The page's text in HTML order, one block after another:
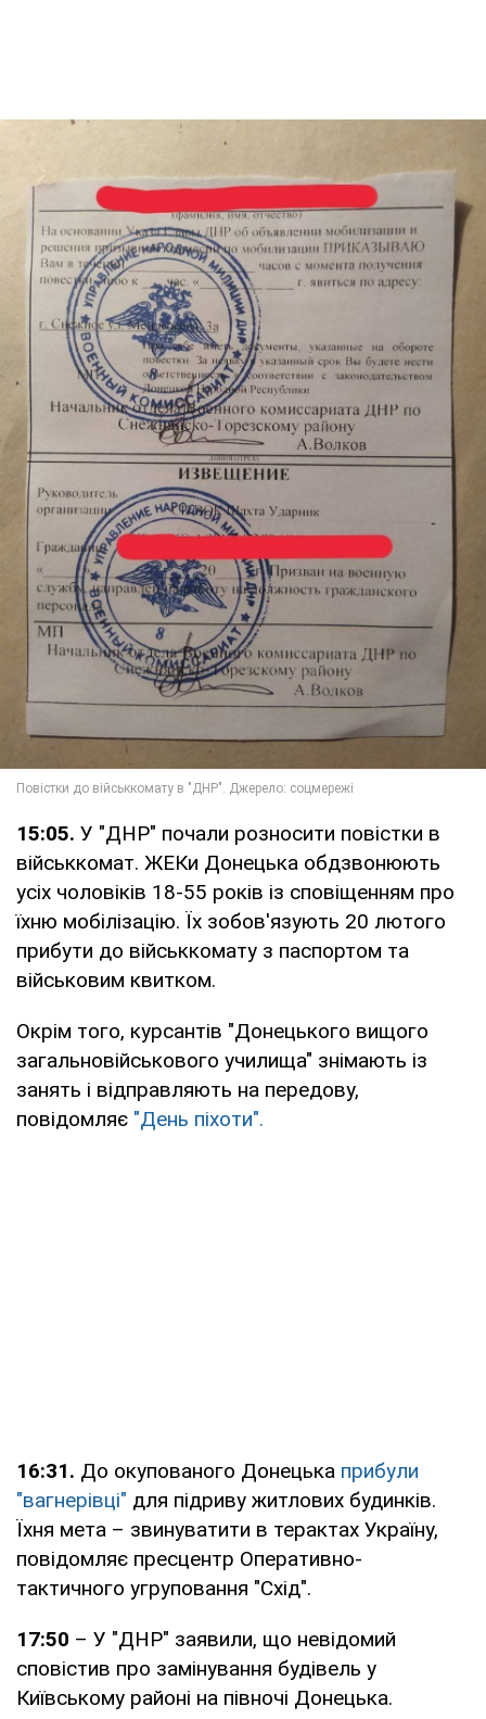
15:05. У "ДНР" почали розносити повістки в
військкомат. ЖЕКи Донецька обдзвонюють
усіх чоловіків 18-55 років із сповіщенням про
їхню мобілізацію. Їх зобов'язують 20 лютого
прибути до військкомату з паспортом та
військовим квитком.
Окрім того, курсантів "Донецького вищого
загальновійськового училища" знімають із
занять і відправляють на передову,
повідомляє "День піхоти".
16:31. До окупованого Донецька прибули
"вагнерівці" для підриву житлових будинків.
Їхня мета – звинуватити в терактах Україну,
повідомляє пресцентр Оперативно-
тактичного угруповання "Схід".
17:50 – У "ДНР" заявили, що невідомий
сповістив про замінування будівель у
Київському районі на півночі Донецька.